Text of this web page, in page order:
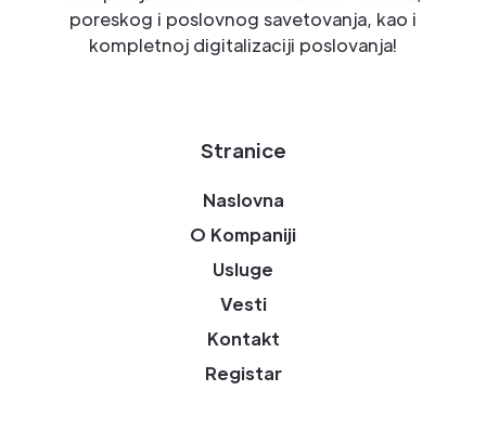
poreskog i poslovnog savetovanja, kao i
kompletnoj digitalizaciji poslovanja!
Stranice
Naslovna
O Kompaniji
Usluge
Vesti
Kontakt
Registar